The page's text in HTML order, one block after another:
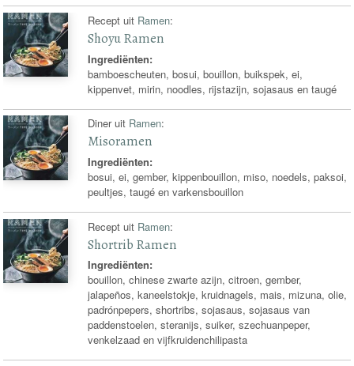
Recept uit Ramen:
Shoyu Ramen
Ingrediënten:
bamboescheuten, bosui, bouillon, buikspek, ei,
kippenvet, mirin, noodles, rijstazijn, sojasaus en taugé
Diner uit Ramen:
Misoramen
Ingrediënten:
bosui, ei, gember, kippenbouillon, miso, noedels, paksoi,
peultjes, taugé en varkensbouillon
Recept uit Ramen:
Shortrib Ramen
Ingrediënten:
bouillon, chinese zwarte azijn, citroen, gember,
jalapeños, kaneelstokje, kruidnagels, mais, mizuna, olie,
padrónpepers, shortribs, sojasaus, sojasaus van
paddenstoelen, steranijs, suiker, szechuanpeper,
venkelzaad en vijfkruidenchilipasta